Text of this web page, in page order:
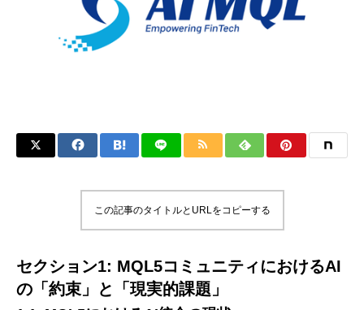
この記事のタイトルとURLをコピーする
セクション1: MQL5コミュニティにおけるAI
の「約束」と「現実的課題」